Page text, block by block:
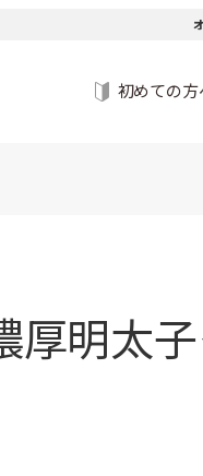
初めての方
明太